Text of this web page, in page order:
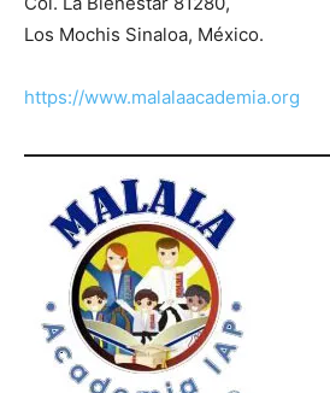
Los Mochis Sinaloa, México.
https://www.malalaacademia.org